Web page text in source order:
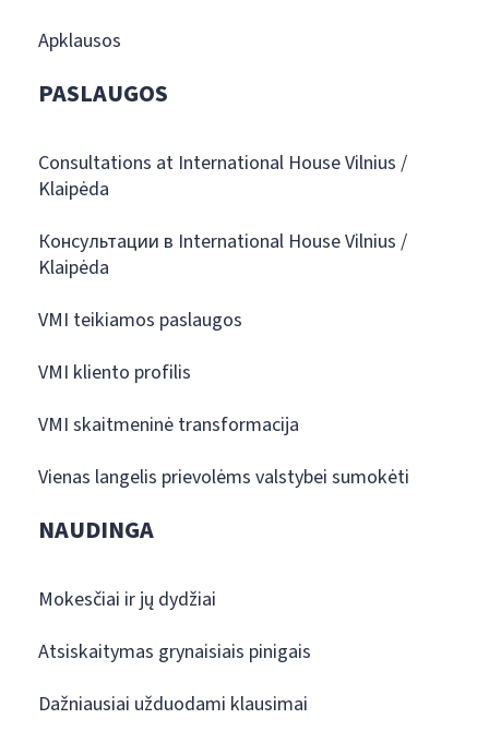
Apklausos
PASLAUGOS
Consultations at International House Vilnius /
Klaipėda
Консультации в International House Vilnius /
Klaipėda
VMI teikiamos paslaugos
VMI kliento profilis
VMI skaitmeninė transformacija
Vienas langelis prievolėms valstybei sumokėti
NAUDINGA
Mokesčiai ir jų dydžiai
Atsiskaitymas grynaisiais pinigais
Dažniausiai užduodami klausimai